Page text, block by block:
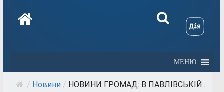
МЕНЮ
/ Новини / НОВИНИ ГРОМАД: В ПАВЛІВСЬКІЙ...